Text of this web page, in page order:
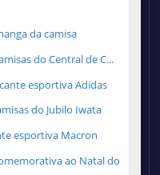
da camisa
do Central de C...
esportiva Adidas
do Jubilo Iwata
esportiva Macron
ao Natal do